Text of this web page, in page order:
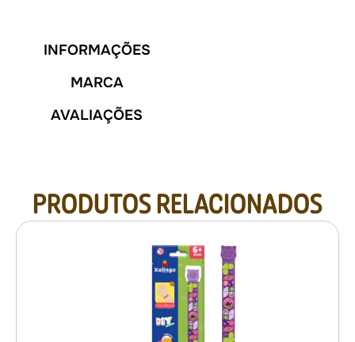
INFORMAÇÕES
MARCA
AVALIAÇÕES
PRODUTOS RELACIONADOS